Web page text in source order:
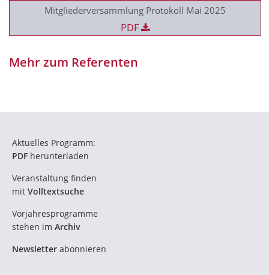
Mitgliederversammlung Protokoll Mai 2025
PDF
Mehr zum Referenten
Aktuelles Programm:
PDF herunterladen
Veranstaltung finden
mit Volltextsuche
Vorjahresprogramme
stehen im Archiv
Newsletter abonnieren